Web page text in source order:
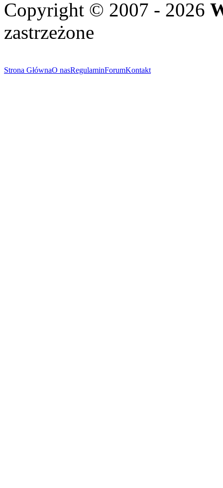
Copyright © 2007 - 2026
zastrzeżone
Strona GłównaO nasRegulaminForumKontakt